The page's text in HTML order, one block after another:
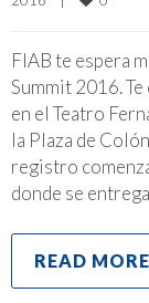
FIAB te espera
Summit 2016.
en el Teatro
la Plaza de
registro
donde se
READ MORE